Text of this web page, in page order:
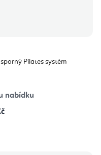
Pilates systém
nabídku